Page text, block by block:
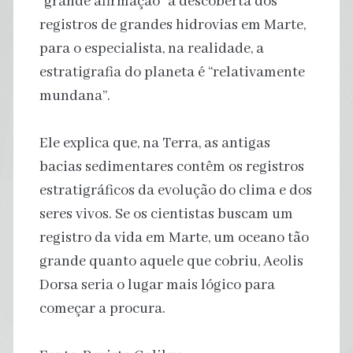
registros de grandes hidrovias em Marte,
para o especialista, na realidade, a
estratigrafia do planeta é “relativamente
mundana”.
Ele explica que, na Terra, as antigas
bacias sedimentares contêm os registros
estratigráficos da evolução do clima e dos
seres vivos. Se os cientistas buscam um
registro da vida em Marte, um oceano tão
grande quanto aquele que cobriu, Aeolis
Dorsa seria o lugar mais lógico para
começar a procura.